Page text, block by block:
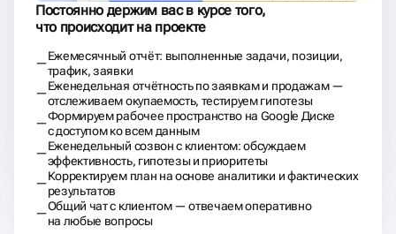
Постоянно держим вас в курсе того,
что происходит на проекте
Ежемесячный отчёт: выполненные задачи, позиции,
трафик, заявки
Еженедельная отчётность по заявкам и продажам —
отслеживаем окупаемость, тестируем гипотезы
Формируем рабочее пространство на Google Диске
с доступом ко всем данным
Еженедельный созвон с клиентом: обсуждаем
эффективность, гипотезы и приоритеты
Корректируем план на основе аналитики и фактических
результатов
Общий чат с клиентом — отвечаем оперативно
на любые вопросы